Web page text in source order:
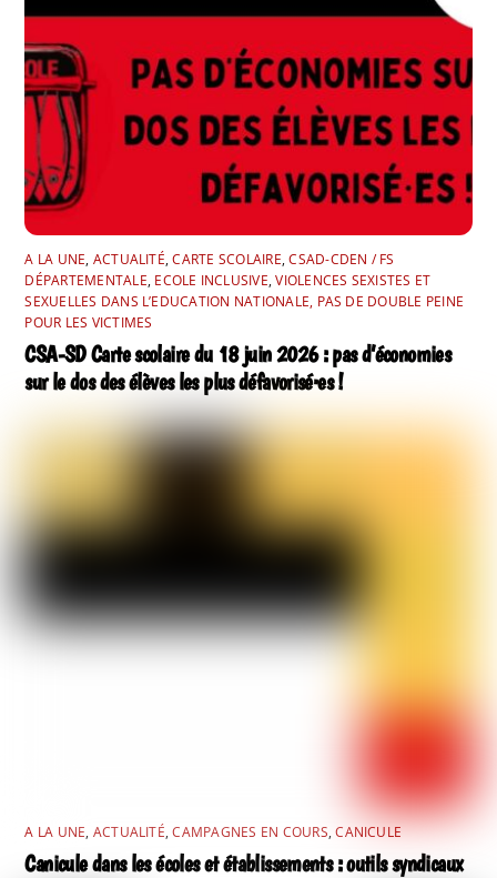
A LA UNE, ACTUALITÉ,CARTE SCOLAIRE,CSAD-CDEN / FS
DÉPARTEMENTALE, ECOLE INCLUSIVE,VIOLENCES SEXISTES ET
SEXUELLES DANS L’EDUCATION NATIONALE, PAS DE DOUBLE PEINE
POUR LES VICTIMES
CSA-SD Carte scolaire du 18 juin 2026 : pas d’économies
sur le dos des élèves les plus défavorisé·es !
A LA UNE, ACTUALITÉ,CAMPAGNES EN COURS,CANICULE
Canicule dans les écoles et établissements : outils syndicaux